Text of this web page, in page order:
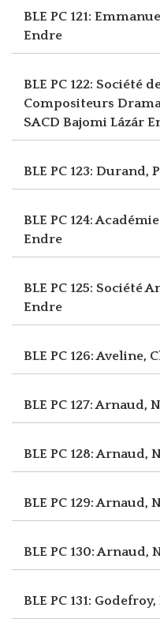
BLE PC 121:
Endre
BLE PC 122: Société
Compositeurs
SACD Bajomi Lázár
BLE PC 123: Durand,
BLE PC 124:
Endre
BLE PC 125: Société
Endre
BLE PC 126: Aveline,
BLE PC 127: Arnaud,
BLE PC 128: Arnaud,
BLE PC 129: Arnaud,
BLE PC 130: Arnaud,
BLE PC 131: